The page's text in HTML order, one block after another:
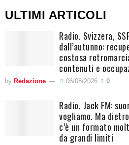
ULTIMI ARTICOLI
Radio. Svizzera,
dall’autunno:
costosa
contenuti e
by Redazione 06/08/2026 0
Radio. Jack FM:
vogliamo. Ma
c’è un formato
da grandi limiti